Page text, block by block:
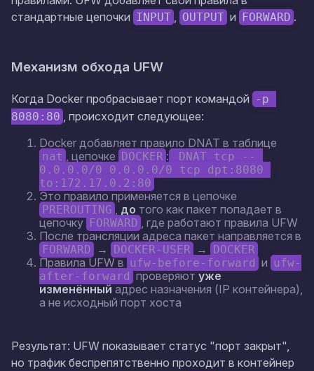
стандартные цепочки INPUT , OUTPUT и FORWARD .
Механизм обхода UFW
Когда Docker пробрасывает порт командой -p
8080:80 , происходит следующее:
Docker добавляет правило DNAT в таблице
nat , цепочке DOCKER :
DNAT tcp --
0.0.0.0/0 0.0.0.0/0 tcp dpt:8080
to:172.17.0.2:80
Это правило применяется в цепочке
PREROUTING , до того как пакет попадает в
цепочку FORWARD , где работают правила UFW
После трансляции адреса пакет направляется в
FORWARD → DOCKER-USER → DOCKER
Правила UFW в ufw-before-forward и ufw-
after-forward проверяют уже
изменённый адрес назначения (IP контейнера),
а не исходный порт хоста
Результат: UFW показывает статус "порт закрыт",
но трафик беспрепятственно проходит в контейнер